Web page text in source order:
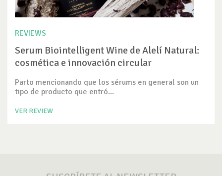
REVIEWS
Serum Biointelligent Wine de Alelí Natural:
cosmética e innovación circular
Parto mencionando que los sérums en general son un
tipo de producto que entró...
VER REVIEW